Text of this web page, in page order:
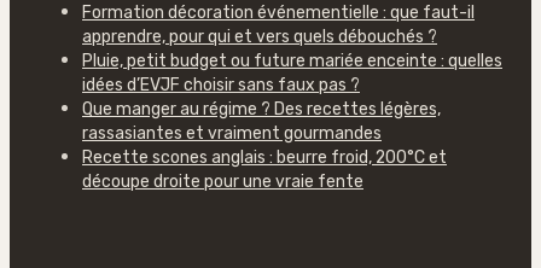
Formation décoration événementielle : que faut-il
apprendre, pour qui et vers quels débouchés ?
Pluie, petit budget ou future mariée enceinte : quelles
idées d’EVJF choisir sans faux pas ?
Que manger au régime ? Des recettes légères,
rassasiantes et vraiment gourmandes
Recette scones anglais : beurre froid, 200°C et
découpe droite pour une vraie fente